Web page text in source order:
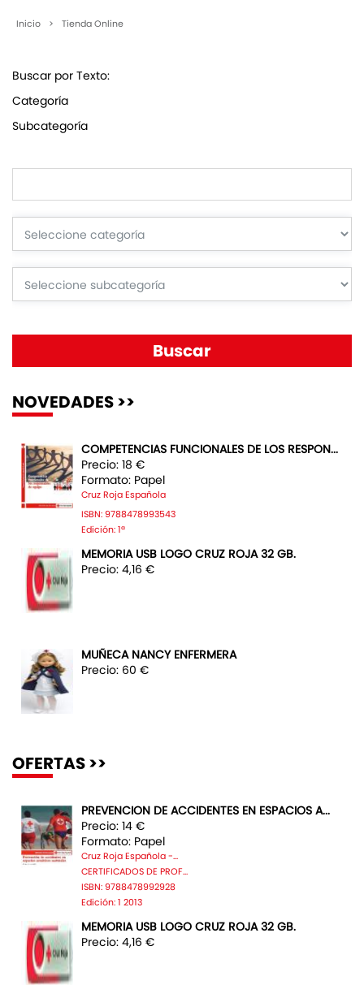
Inicio > Tienda Online
Buscar por Texto:
Categoría
Subcategoría
NOVEDADES >>
COMPETENCIAS FUNCIONALES DE LOS RESPON...
Precio: 18 €
Formato: Papel
Cruz Roja Española
ISBN: 9788478993543
Edición: 1ª
MEMORIA USB LOGO CRUZ ROJA 32 GB.
Precio: 4,16 €
MUÑECA NANCY ENFERMERA
Precio: 60 €
OFERTAS >>
PREVENCION DE ACCIDENTES EN ESPACIOS A...
Precio: 14 €
Formato: Papel
Cruz Roja Española -...
CERTIFICADOS DE PROF...
ISBN: 9788478992928
Edición: 1 2013
MEMORIA USB LOGO CRUZ ROJA 32 GB.
Precio: 4,16 €